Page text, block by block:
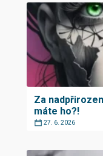
Za
máte ho?!
27. 6. 2026